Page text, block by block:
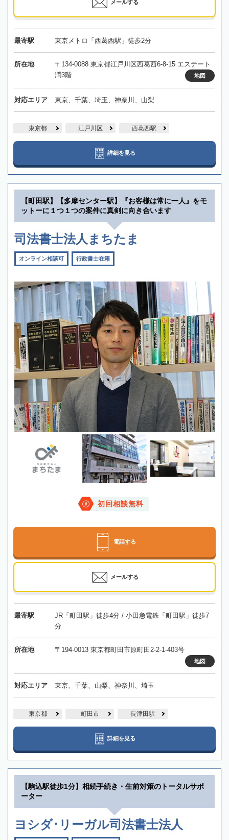
メールする
最寄駅 東京メトロ「西葛西駅」徒歩2分
所在地
〒134-0088 東京都江戸川区西葛西6-8-15 エステート
潤3階
地図
対応エリア 東京、千葉、埼玉、神奈川、山梨
東京都 江戸川区 西葛西駅
詳細を見る
【町田駅】【多摩センター駅】『お客様は常に一人』をモ
ットーに１つ１つの案件に真剣に向き合います
司法書士法人まちたま
オンライン相談可 行政書士在籍
初回相談無料
電話する
メールする
最寄駅
JR「町田駅」徒歩4分 / 小田急電鉄「町田駅」徒歩7
分
所在地 〒194-0013 東京都町田市原町田2-2-1-403号
地図
対応エリア 東京、千葉、山梨、神奈川、埼玉
東京都 町田市 長津田駅
詳細を見る
【駒込駅徒歩1分】相続手続き・生前対策のトータルサポ
ーター
ヨシダ･リーガル司法書士法人